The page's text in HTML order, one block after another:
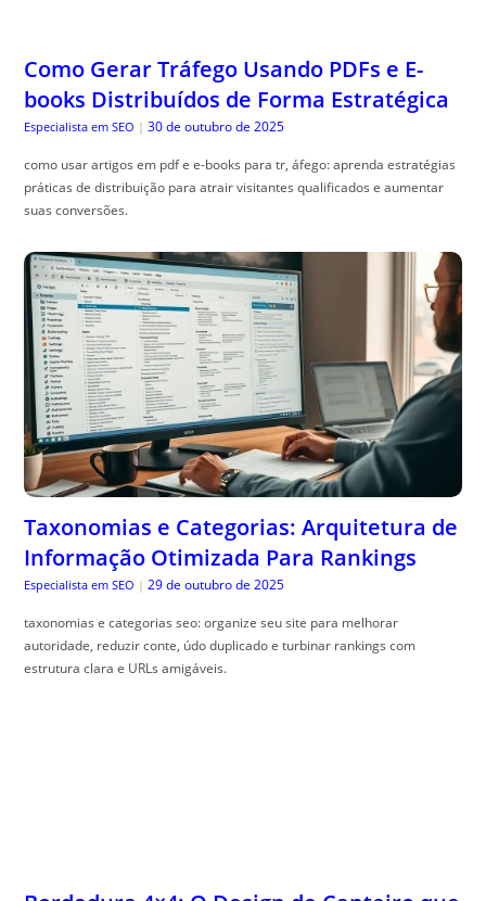
Como Gerar Tráfego Usando PDFs e E-
books Distribuídos de Forma Estratégica
Especialista em SEO | 30 de outubro de 2025
como usar artigos em pdf e e-books para tr, áfego: aprenda estratégias
práticas de distribuição para atrair visitantes qualificados e aumentar
suas conversões.
Taxonomias e Categorias: Arquitetura de
Informação Otimizada Para Rankings
Especialista em SEO | 29 de outubro de 2025
taxonomias e categorias seo: organize seu site para melhorar
autoridade, reduzir conte, údo duplicado e turbinar rankings com
estrutura clara e URLs amigáveis.